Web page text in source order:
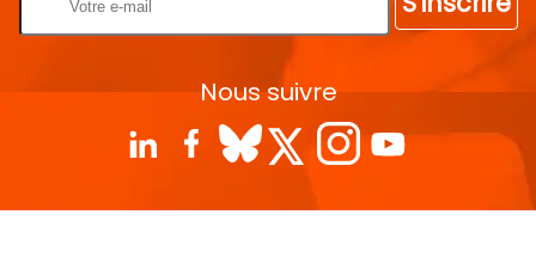
Nous suivre